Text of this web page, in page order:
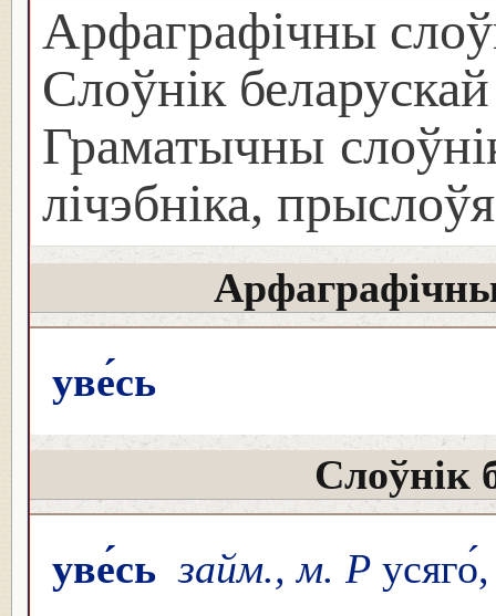
Арфаграфічны
Слоўнік
Граматычны
лічэбніка, прыслоўя
уве́сь
Слоўнік
уве́сь займ., м. Р